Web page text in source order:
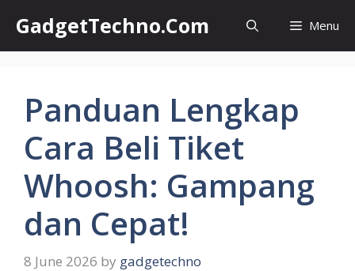
content
GadgetTechno.Com Menu
Panduan Lengkap
Cara Beli Tiket
Whoosh: Gampang
dan Cepat!
8 June 2026 by gadgetechno